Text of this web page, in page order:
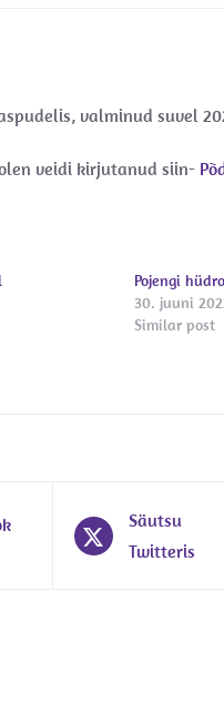
valminud suvel
veidi kirjutanud siin-
Pojengi
30. juuni
Similar post
Säutsu
Twitteris